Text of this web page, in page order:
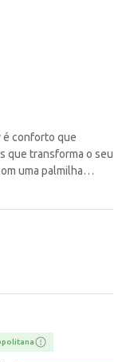
é conforto que
que transforma o seu
uma palmilha
conforto que
prima de alta
e muita
se você mantiver
secar sempre a
para
Pegada Feminino